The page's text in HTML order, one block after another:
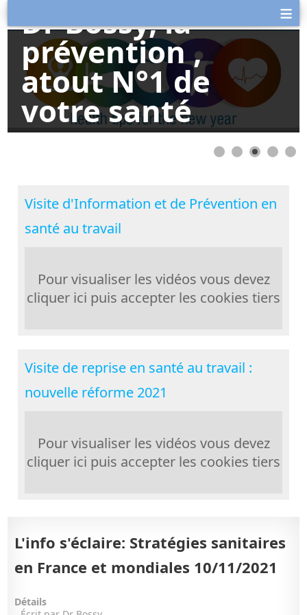
≡
Dr Bossy, la
prévention ,
atout N°1 de
votre santé
Visite d'Information et de Prévention en
santé au travail
Pour visualiser les vidéos vous devez
cliquer ici puis accepter les cookies tiers
Visite de reprise en santé au travail :
nouvelle réforme 2021
Pour visualiser les vidéos vous devez
cliquer ici puis accepter les cookies tiers
L'info s'éclaire: Stratégies sanitaires
en France et mondiales 10/11/2021
Détails